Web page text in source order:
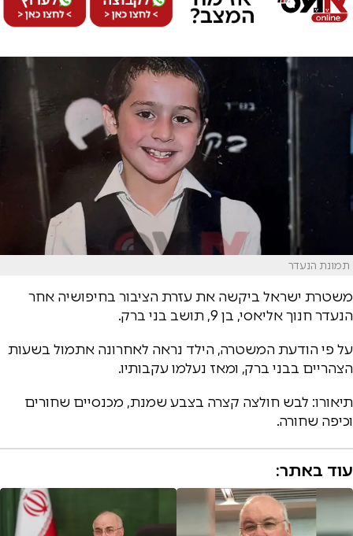
תמונת הנעדר
משטרת ישראל ביקשה את עזרת הציבור בחיפושיה אחר
הנעדר חנוך אליאסי, בן 9, תושב בני ברק.
על פי הודעת המשטרה, הילד נראה לאחרונה אתמול בשעות
הצהריים בבני ברק, ומאז נעלמו עקבותיו.
תיאורו: לבש חולצה קצרה בצבע שמנת, מכנסיים שחורים
וכיפה שחורה.
עוד באתר: